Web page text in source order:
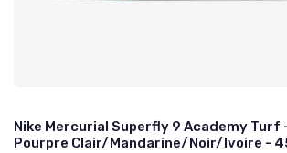
Nike Mercurial Superfly 9 Academy Turf
Pourpre Clair/Mandarine/Noir/Ivoire -